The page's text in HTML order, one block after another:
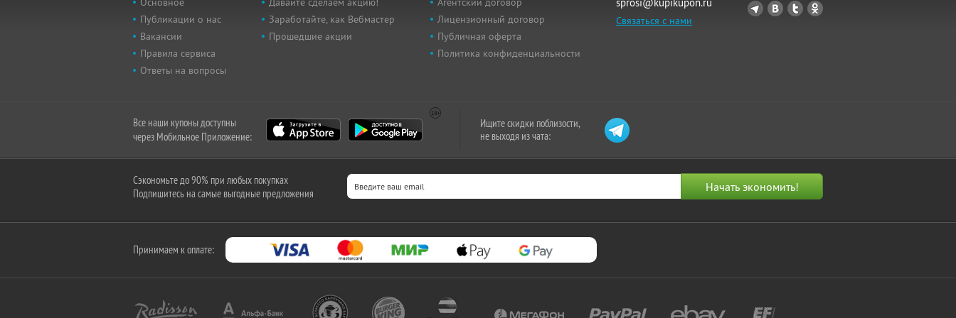
Публикации о нас
Вакансии
Правила сервиса
Ответы на вопросы
Заработайте, как Вебмастер
Прошедшие акции
Лицензионный договор
Публичная оферта
Политика конфиденциальности
Связаться с нами
Все наши купоны доступны
через Мобильное Приложение:
Ищите скидки поблизости,
не выходя из чата:
Сэкономьте до 90% при любых покупках
Подпишитесь на самые выгодные предложения
Принимаем к оплате: